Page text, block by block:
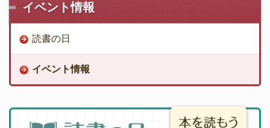
イベント情報
読書の日
イベント情報